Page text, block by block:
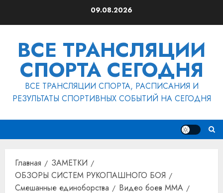
09.08.2026
ВСЕ ТРАНСЛЯЦИИ
СПОРТА СЕГОДНЯ
ВСЕ ТРАНСЛЯЦИИ СПОРТА, РАСПИСАНИЯ И
РЕЗУЛЬТАТЫ СПОРТИВНЫХ СОБЫТИЙ НА СЕГОДНЯ
Главная
ЗАМЕТКИ
ОБЗОРЫ СИСТЕМ РУКОПАШНОГО БОЯ
Смешанные единоборства
Видео боев MMA